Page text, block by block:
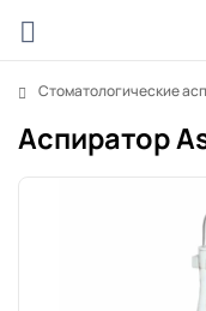
Стоматологические
Аспиратор